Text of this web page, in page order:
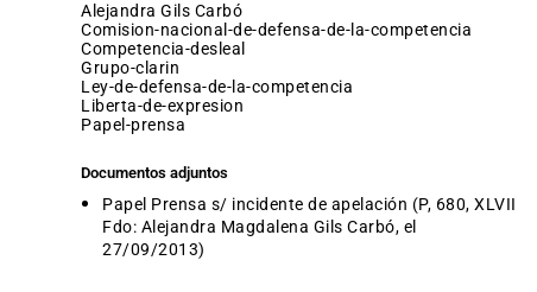
Alejandra Gils Carbó
comision-nacional-de-defensa-de-la-competencia
competencia-desleal
grupo-clarin
ley-de-defensa-de-la-competencia
liberta-de-expresion
papel-prensa
Documentos adjuntos
Papel Prensa s/ incidente de apelación (P, 680, XLVII
Fdo: Alejandra Magdalena Gils Carbó, el
27/09/2013)